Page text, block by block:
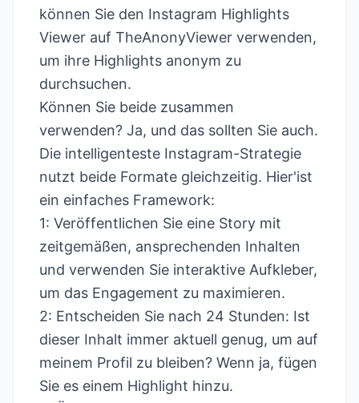
können Sie den Instagram Highlights
Viewer auf TheAnonyViewer verwenden,
um ihre Highlights anonym zu
durchsuchen.
Können Sie beide zusammen
verwenden? Ja, und das sollten Sie auch.
Die intelligenteste Instagram-Strategie
nutzt beide Formate gleichzeitig. Hier'ist
ein einfaches Framework:
1: Veröffentlichen Sie eine Story mit
zeitgemäßen, ansprechenden Inhalten
und verwenden Sie interaktive Aufkleber,
um das Engagement zu maximieren.
2: Entscheiden Sie nach 24 Stunden: Ist
dieser Inhalt immer aktuell genug, um auf
meinem Profil zu bleiben? Wenn ja, fügen
Sie es einem Highlight hinzu.